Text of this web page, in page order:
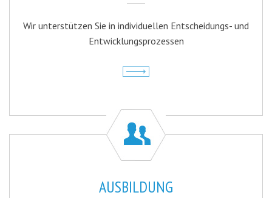
Wir unterstützen Sie in individuellen Entscheidungs- und
Entwicklungsprozessen
AUSBILDUNG